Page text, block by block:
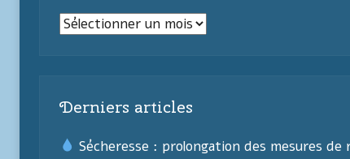
Archives
Derniers articles
Sécheresse : prolongation des mesures